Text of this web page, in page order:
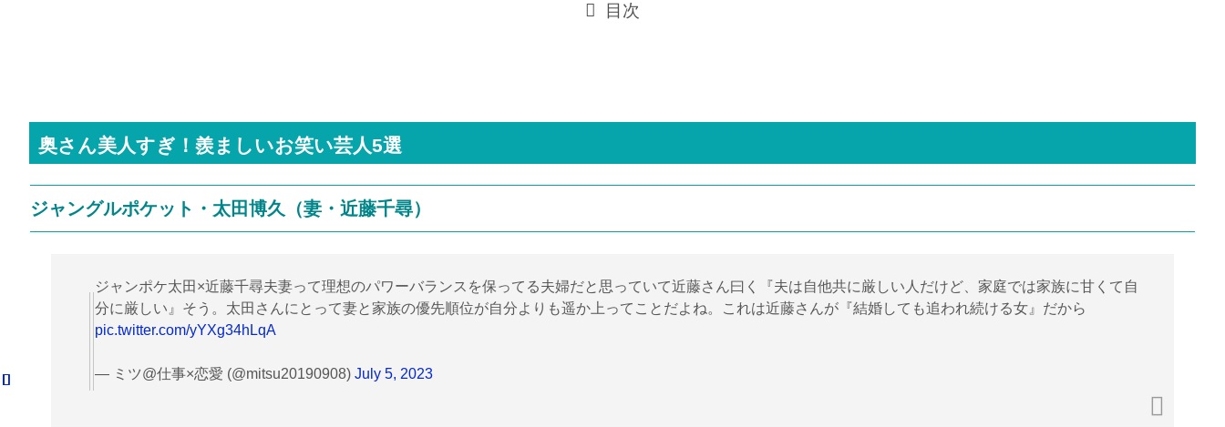
目次
奥さん美人すぎ！羨ましいお笑い芸人5選
ジャングルポケット・太田博久（妻・近藤千尋）
ジャンポケ太田×近藤千尋夫妻って理想のパワーバランスを保ってる夫婦だと思っていて近藤さん曰く『夫は自他共に厳しい人だけど、家庭では家族に甘くて自
分に厳しい』そう。太田さんにとって妻と家族の優先順位が自分よりも遥か上ってことだよね。これは近藤さんが『結婚しても追われ続ける女』だから
pic.twitter.com/yYXg34hLqA
— ミツ@仕事×恋愛 (@mitsu20190908) July 5, 2023